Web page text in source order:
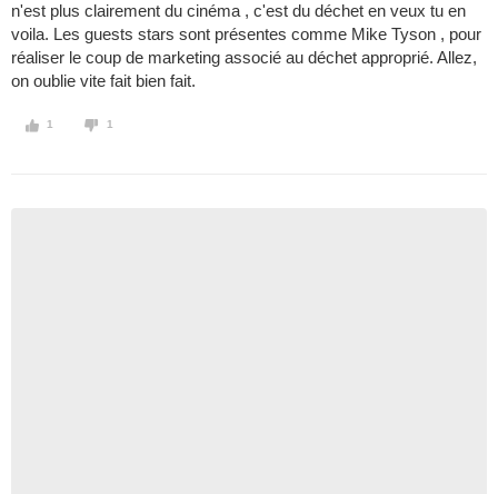
n'est plus clairement du cinéma , c'est du déchet en veux tu en
voila. Les guests stars sont présentes comme Mike Tyson , pour
réaliser le coup de marketing associé au déchet approprié. Allez,
on oublie vite fait bien fait.
1 1